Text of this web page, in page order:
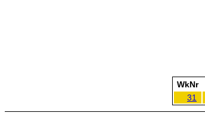
WkNr
31